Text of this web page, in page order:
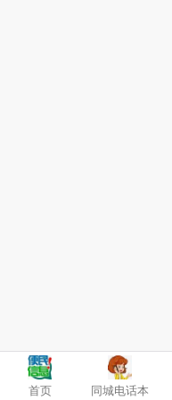
首页 同城电话本